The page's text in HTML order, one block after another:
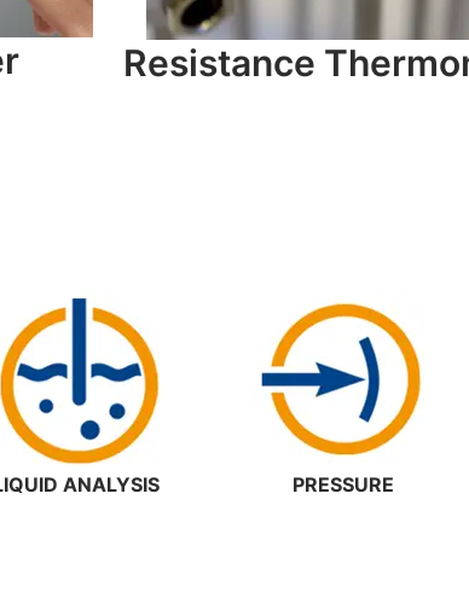
Resistance
ANALYSIS PRESSURE